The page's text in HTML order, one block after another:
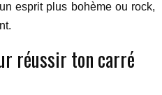
esprit plus bohème ou rock,
réussir ton carré